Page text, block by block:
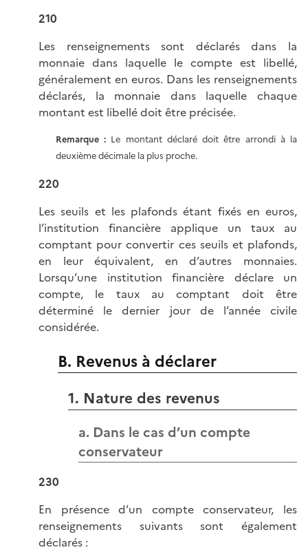
210
Les renseignements sont déclarés dans la
monnaie dans laquelle le compte est libellé,
généralement en euros. Dans les renseignements
déclarés, la monnaie dans laquelle chaque
montant est libellé doit être précisée.
Remarque : Le montant déclaré doit être arrondi à la
deuxième décimale la plus proche.
220
Les seuils et les plafonds étant fixés en euros,
l’institution financière applique un taux au
comptant pour convertir ces seuils et plafonds,
en leur équivalent, en d’autres monnaies.
Lorsqu’une institution financière déclare un
compte, le taux au comptant doit être
déterminé le dernier jour de l’année civile
considérée.
B. Revenus à déclarer
1. Nature des revenus
a. Dans le cas d’un compte
conservateur
230
En présence d’un compte conservateur, les
renseignements suivants sont également
déclarés :